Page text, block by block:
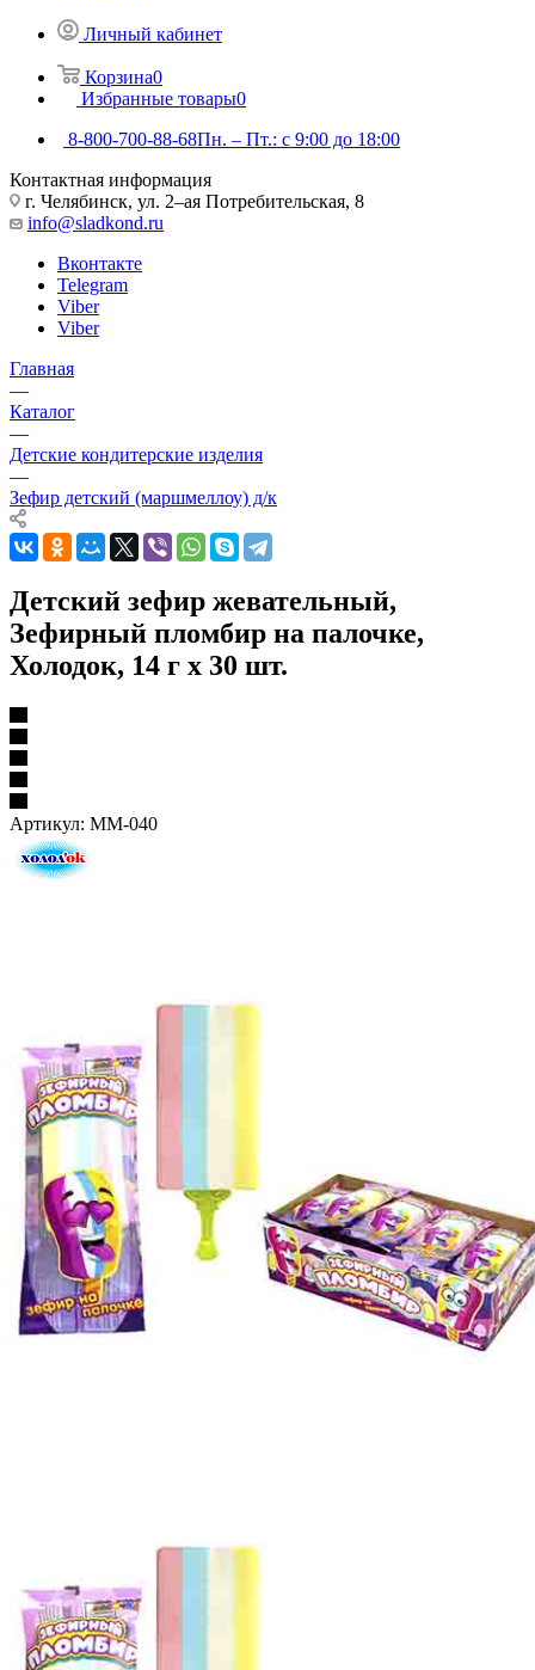
Личный кабинет
Корзина0
Избранные товары0
8-800-700-88-68Пн. – Пт.: с 9:00 до 18:00
Контактная информация
г. Челябинск, ул. 2–ая Потребительская, 8
info@sladkond.ru
Вконтакте
Telegram
Viber
Viber
Главная
—
Каталог
—
Детские кондитерские изделия
—
Зефир детский (маршмеллоу) д/к
Детский зефир жевательный,
Зефирный пломбир на палочке,
Холодок, 14 г х 30 шт.
Артикул: MM-040